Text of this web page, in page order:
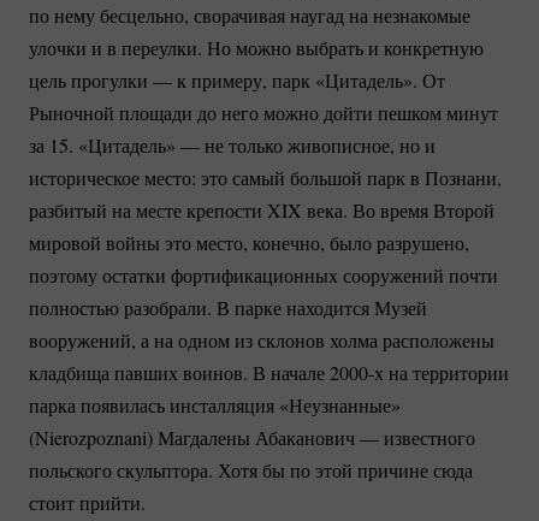
по нему бесцельно, сворачивая наугад на незнакомые
улочки и в переулки. Но можно выбрать и конкретную
цель прогулки — к примеру, парк «Цитадель». От
Рыночной площади до него можно дойти пешком минут
за 15. «Цитадель» — не только живописное, но и
историческое место: это самый большой парк в Познани,
разбитый на месте крепости XIX века. Во время Второй
мировой войны это место, конечно, было разрушено,
поэтому остатки фортификационных сооружений почти
полностью разобрали. В парке находится Музей
вооружений, а на одном из склонов холма расположены
кладбища павших воинов. В начале 2000-х на территории
парка появилась инсталляция «Неузнанные»
(Nierozpoznani) Магдалены Абаканович — известного
польского скульптора. Хотя бы по этой причине сюда
стоит прийти.